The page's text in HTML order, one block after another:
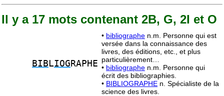
Il y a 17 mots contenant 2B, G, 2I et O
BIB LIOG RAPHE
• bibliographe n.m. Personne qui est
versée dans la connaissance des
livres, des éditions, etc., et plus
particulièrement…
• bibliographe n.m. Personne qui
écrit des bibliographies.
• BIBLIOGRAPHE n. Spécialiste de la
science des livres.